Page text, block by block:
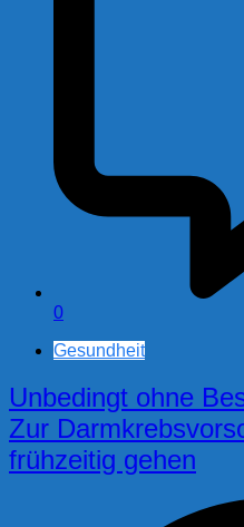
0
Gesundheit
Unbedingt ohne
Zur
frühzeitig gehen